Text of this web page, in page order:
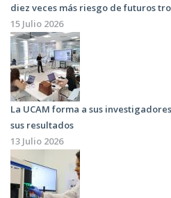
diez veces más riesgo de futuros
15 Julio 2026
La UCAM forma a sus
sus resultados
13 Julio 2026